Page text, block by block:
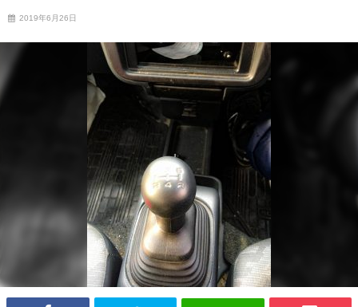
2019年6月26日